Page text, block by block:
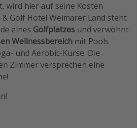
wird hier auf seine Kosten
& Golf Hotel Weimarer Land steht
eines Golfplatzes und verwöhnt
Wellnessbereich mit Pools
und Aerobic-Kurse. Die
Zimmer versprechen eine